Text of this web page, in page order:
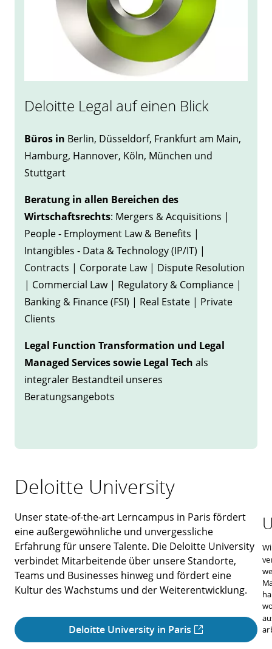
Deloitte Legal auf einen Blick
Büros in Berlin, Düsseldorf, Frankfurt am Main,
Hamburg, Hannover, Köln, München und
Stuttgart
Beratung in allen Bereichen des
Wirtschaftsrechts: Mergers & Acquisitions |
People - Employment Law & Benefits |
Intangibles - Data & Technology (IP/IT) |
Contracts | Corporate Law | Dispute Resolution
| Commercial Law | Regulatory & Compliance |
Banking & Finance (FSI) | Real Estate | Private
Clients
Legal Function Transformation und Legal
Managed Services sowie Legal Tech als
integraler Bestandteil unseres
Beratungsangebots
Deloitte University
Unser state-of-the-art Lerncampus in Paris fördert
eine außergewöhnliche und unvergessliche
Erfahrung für unsere Talente. Die Deloitte University
verbindet Mitarbeitende über unsere Standorte,
Teams und Businesses hinweg und fördert eine
Kultur des Wachstums und der Weiterentwicklung.
Deloitte University in Paris